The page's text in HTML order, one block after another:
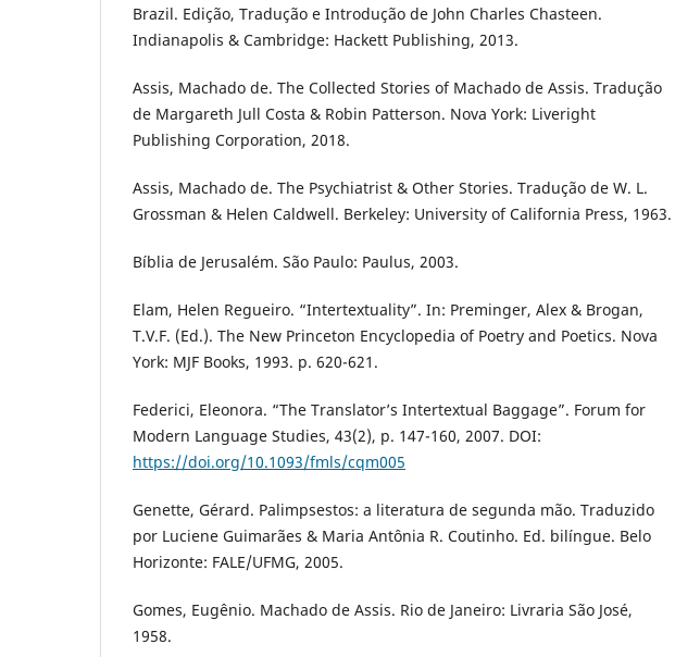
Brazil. Edição, Tradução e Introdução de John Charles Chasteen.
Indianapolis & Cambridge: Hackett Publishing, 2013.
Assis, Machado de. The Collected Stories of Machado de Assis. Tradução
de Margareth Jull Costa & Robin Patterson. Nova York: Liveright
Publishing Corporation, 2018.
Assis, Machado de. The Psychiatrist & Other Stories. Tradução de W. L.
Grossman & Helen Caldwell. Berkeley: University of California Press, 1963.
Bíblia de Jerusalém. São Paulo: Paulus, 2003.
Elam, Helen Regueiro. “Intertextuality”. In: Preminger, Alex & Brogan,
T.V.F. (Ed.). The New Princeton Encyclopedia of Poetry and Poetics. Nova
York: MJF Books, 1993. p. 620-621.
Federici, Eleonora. “The Translator’s Intertextual Baggage”. Forum for
Modern Language Studies, 43(2), p. 147-160, 2007. DOI:
https://doi.org/10.1093/fmls/cqm005
Genette, Gérard. Palimpsestos: a literatura de segunda mão. Traduzido
por Luciene Guimarães & Maria Antônia R. Coutinho. Ed. bilíngue. Belo
Horizonte: FALE/UFMG, 2005.
Gomes, Eugênio. Machado de Assis. Rio de Janeiro: Livraria São José,
1958.